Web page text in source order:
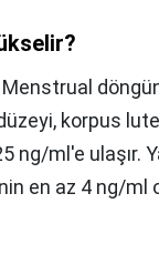
Menstrual
korpus
ng/ml'e ulaşır.
en az 4 ng/ml